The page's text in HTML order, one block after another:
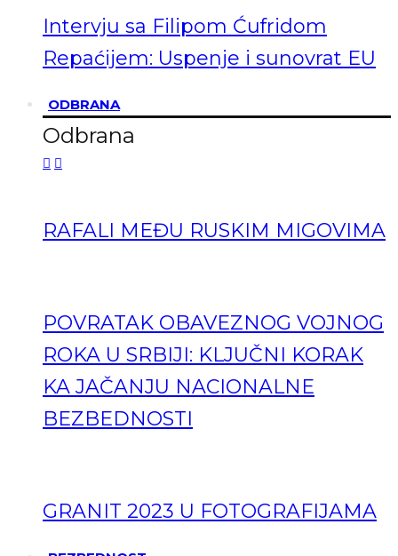
Intervju sa Filipom Ćufridom
Repaćijem: Uspenje i sunovrat EU
ODBRANA
Odbrana
RAFALI MEĐU RUSKIM MIGOVIMA
POVRATAK OBAVEZNOG VOJNOG
ROKA U SRBIJI: KLJUČNI KORAK
KA JAČANJU NACIONALNE
BEZBEDNOSTI
GRANIT 2023 U FOTOGRAFIJAMA